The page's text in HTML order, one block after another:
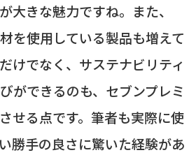
大きな魅力ですね。また、
を使用している製品も増えて
けでなく、サステナビリティ
ができるのも、セブンプレミ
せる点です。筆者も実際に使
勝手の良さに驚いた経験があ